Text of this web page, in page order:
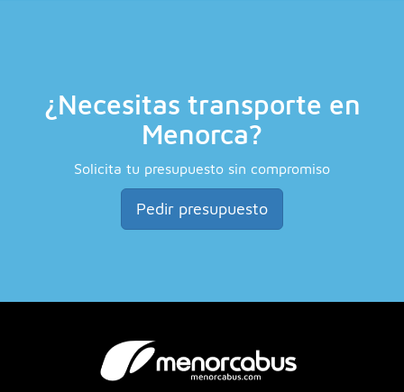
¿Necesitas transporte en
Menorca?
Solicita tu presupuesto sin compromiso
Pedir presupuesto